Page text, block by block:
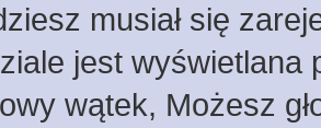
musiał się
jest wyświetlana
wątek, Możesz